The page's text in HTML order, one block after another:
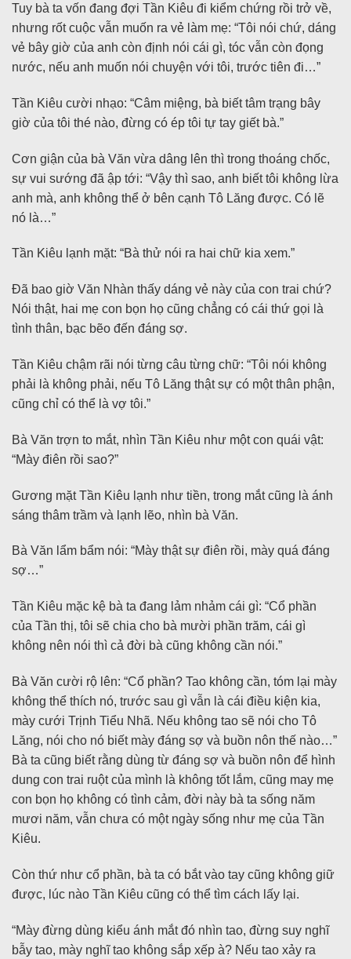
Tuy bà ta vốn đang đợi Tần Kiêu đi kiểm chứng rồi trở về,
nhưng rốt cuộc vẫn muốn ra vẻ làm mẹ: “Tôi nói chứ, dáng
vẻ bây giờ của anh còn định nói cái gì, tóc vẫn còn đọng
nước, nếu anh muốn nói chuyện với tôi, trước tiên đi…”
Tần Kiêu cười nhạo: “Câm miệng, bà biết tâm trạng bây
giờ của tôi thé nào, đừng có ép tôi tự tay giết bà.”
Cơn giận của bà Văn vừa dâng lên thì trong thoáng chốc,
sự vui sướng đã ập tới: “Vậy thì sao, anh biết tôi không lừa
anh mà, anh không thể ở bên cạnh Tô Lăng được. Có lẽ
nó là…”
Tần Kiêu lạnh mặt: “Bà thử nói ra hai chữ kia xem.”
Đã bao giờ Văn Nhàn thấy dáng vẻ này của con trai chứ?
Nói thật, hai mẹ con bọn họ cũng chẳng có cái thứ gọi là
tình thân, bạc bẽo đến đáng sợ.
Tần Kiêu chậm rãi nói từng câu từng chữ: “Tôi nói không
phải là không phải, nếu Tô Lăng thật sự có một thân phận,
cũng chỉ có thể là vợ tôi.”
Bà Văn trợn to mắt, nhìn Tần Kiêu như một con quái vật:
“Mày điên rồi sao?”
Gương mặt Tần Kiêu lạnh như tiền, trong mắt cũng là ánh
sáng thâm trầm và lạnh lẽo, nhìn bà Văn.
Bà Văn lẩm bẩm nói: “Mày thật sự điên rồi, mày quá đáng
sợ…”
Tần Kiêu mặc kệ bà ta đang lảm nhảm cái gì: “Cổ phần
của Tần thị, tôi sẽ chia cho bà mười phần trăm, cái gì
không nên nói thì cả đời bà cũng không cần nói.”
Bà Văn cười rộ lên: “Cổ phần? Tao không cần, tóm lại mày
không thể thích nó, trước sau gì vẫn là cái điều kiện kia,
mày cưới Trịnh Tiểu Nhã. Nếu không tao sẽ nói cho Tô
Lăng, nói cho nó biết mày đáng sợ và buồn nôn thế nào…”
Bà ta cũng biết rằng dùng từ đáng sợ và buồn nôn để hình
dung con trai ruột của mình là không tốt lắm, cũng may mẹ
con bọn họ không có tình cảm, đời này bà ta sống năm
mươi năm, vẫn chưa có một ngày sống như mẹ của Tần
Kiêu.
Còn thứ như cổ phần, bà ta có bắt vào tay cũng không giữ
được, lúc nào Tần Kiêu cũng có thể tìm cách lấy lại.
“Mày đừng dùng kiểu ánh mắt đó nhìn tao, đừng suy nghĩ
bẫy tao, mày nghĩ tao không sắp xếp à? Nếu tao xảy ra